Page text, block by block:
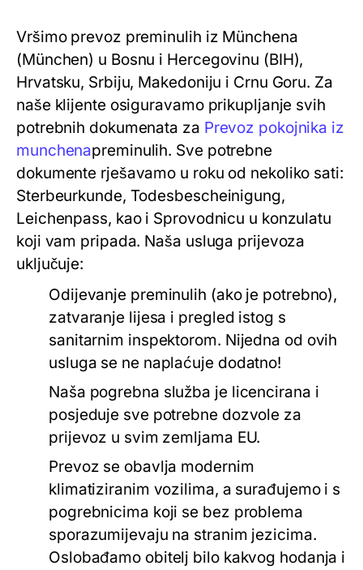
Vršimo prevoz preminulih iz Münchena
(München) u Bosnu i Hercegovinu (BIH),
Hrvatsku, Srbiju, Makedoniju i Crnu Goru. Za
naše klijente osiguravamo prikupljanje svih
potrebnih dokumenata za Prevoz pokojnika iz
munchenapreminulih. Sve potrebne
dokumente rješavamo u roku od nekoliko sati:
Sterbeurkunde, Todesbescheinigung,
Leichenpass, kao i Sprovodnicu u konzulatu
koji vam pripada. Naša usluga prijevoza
uključuje:
Odijevanje preminulih (ako je potrebno),
zatvaranje lijesa i pregled istog s
sanitarnim inspektorom. Nijedna od ovih
usluga se ne naplaćuje dodatno!
Naša pogrebna služba je licencirana i
posjeduje sve potrebne dozvole za
prijevoz u svim zemljama EU.
Prevoz se obavlja modernim
klimatiziranim vozilima, a surađujemo i s
pogrebnicima koji se bez problema
sporazumijevaju na stranim jezicima.
Oslobađamo obitelj bilo kakvog hodanja i